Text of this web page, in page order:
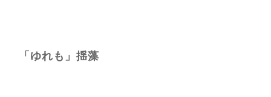
「ゆれも」揺藻